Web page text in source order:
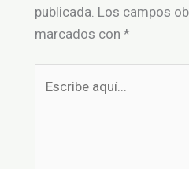
publicada. Los campos
marcados con *